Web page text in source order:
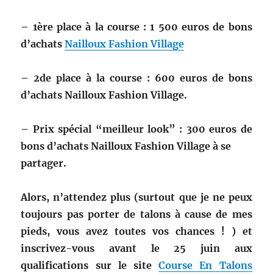
– 1ère place à la course : 1 500 euros de bons
d’achatsNailloux Fashion Village
– 2de place à la course : 600 euros de bons
d’achats Nailloux Fashion Village.
– Prix spécial “meilleur look” : 300 euros de
bons d’achats Nailloux Fashion Village à se
partager.
Alors, n’attendez plus (surtout que je ne peux
toujours pas porter de talons à cause de mes
pieds, vous avez toutes vos chances ! ) et
inscrivez-vous avant le 25 juin aux
qualifications sur le siteCourse En Talons